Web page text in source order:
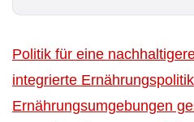
*
Politik für eine
integrierte
Ernährungsumgebungen